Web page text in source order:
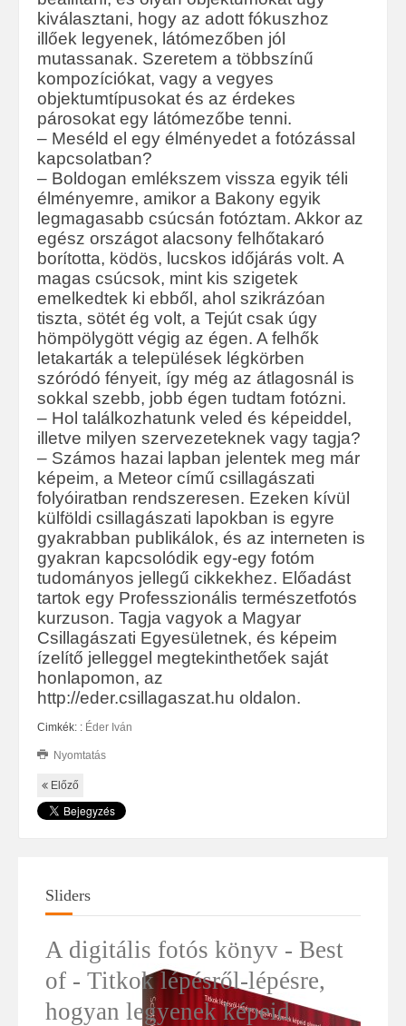
kiválasztani, hogy az adott fókuszhoz
illőek legyenek, látómezőben jól
mutassanak. Szeretem a többszínű
kompozíciókat, vagy a vegyes
objektumtípusokat és az érdekes
párosokat egy látómezőbe tenni.
– Meséld el egy élményedet a fotózással
kapcsolatban?
– Boldogan emlékszem vissza egyik téli
élményemre, amikor a Bakony egyik
legmagasabb csúcsán fotóztam. Akkor az
egész országot alacsony felhőtakaró
borította, ködös, lucskos időjárás volt. A
magas csúcsok, mint kis szigetek
emelkedtek ki ebből, ahol szikrázóan
tiszta, sötét ég volt, a Tejút csak úgy
hömpölygött végig az égen. A felhők
letakarták a települések légkörben
szóródó fényeit, így még az átlagosnál is
sokkal szebb, jobb égen tudtam fotózni.
– Hol találkozhatunk veled és képeiddel,
illetve milyen szervezeteknek vagy tagja?
– Számos hazai lapban jelentek meg már
képeim, a Meteor című csillagászati
folyóiratban rendszeresen. Ezeken kívül
külföldi csillagászati lapokban is egyre
gyakrabban publikálok, és az interneten is
gyakran kapcsolódik egy-egy fotóm
tudományos jellegű cikkekhez. Előadást
tartok egy Professzionális természetfotós
kurzuson. Tagja vagyok a Magyar
Csillagászati Egyesületnek, és képeim
ízelítő jelleggel megtekinthetőek saját
honlapomon, az
http://eder.csillagaszat.hu oldalon.
Cimkék: : Éder Iván
Nyomtatás
Előző
Sliders
A digitális fotós könyv - Best
of - Titkok lépésről-lépésre,
hogyan legyenek képeid